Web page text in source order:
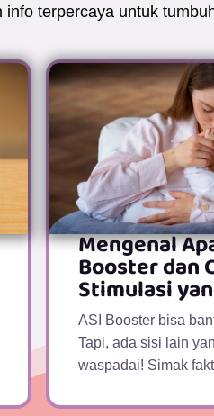
terpercaya untuk
Mengenal
Booster dan
Stimulasi
ASI Booster bisa
Tapi, ada sisi lain
waspadai! Simak